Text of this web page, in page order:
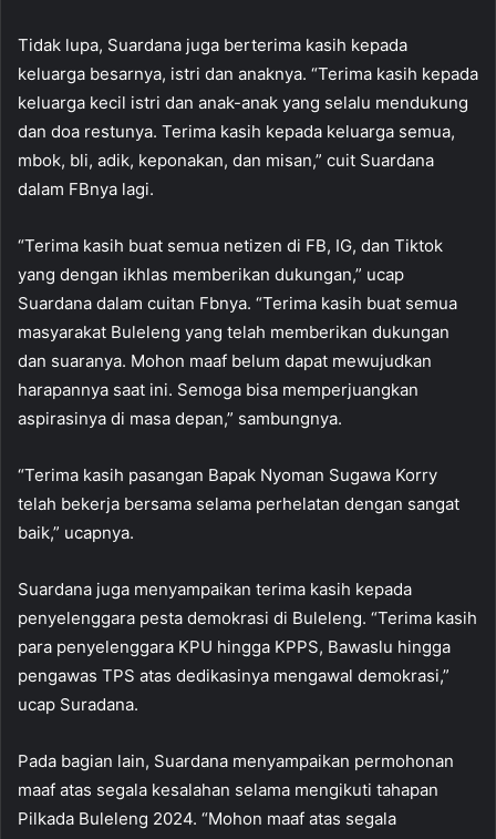
Tidak lupa, Suardana juga berterima kasih kepada
keluarga besarnya, istri dan anaknya. “Terima kasih kepada
keluarga kecil istri dan anak-anak yang selalu mendukung
dan doa restunya. Terima kasih kepada keluarga semua,
mbok, bli, adik, keponakan, dan misan,” cuit Suardana
dalam FBnya lagi.
“Terima kasih buat semua netizen di FB, IG, dan Tiktok
yang dengan ikhlas memberikan dukungan,” ucap
Suardana dalam cuitan Fbnya. “Terima kasih buat semua
masyarakat Buleleng yang telah memberikan dukungan
dan suaranya. Mohon maaf belum dapat mewujudkan
harapannya saat ini. Semoga bisa memperjuangkan
aspirasinya di masa depan,” sambungnya.
“Terima kasih pasangan Bapak Nyoman Sugawa Korry
telah bekerja bersama selama perhelatan dengan sangat
baik,” ucapnya.
Suardana juga menyampaikan terima kasih kepada
penyelenggara pesta demokrasi di Buleleng. “Terima kasih
para penyelenggara KPU hingga KPPS, Bawaslu hingga
pengawas TPS atas dedikasinya mengawal demokrasi,”
ucap Suradana.
Pada bagian lain, Suardana menyampaikan permohonan
maaf atas segala kesalahan selama mengikuti tahapan
Pilkada Buleleng 2024. “Mohon maaf atas segala